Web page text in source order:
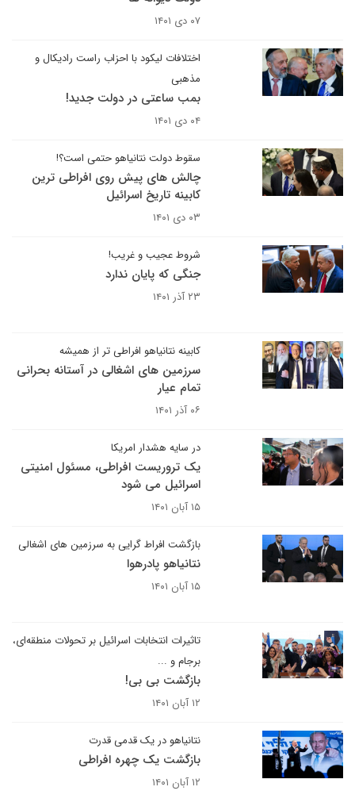
۰۷ دی ۱۴۰۱
اختلافات لیکود با احزاب راست رادیکال و
مذهبی
بمب ساعتی در دولت جدید!
۰۴ دی ۱۴۰۱
سقوط دولت نتانیاهو حتمی است؟!
چالش های پیش روی افراطی ترین
کابینه تاریخ اسرائیل
۰۳ دی ۱۴۰۱
شروط عجیب و غریب!
جنگی که پایان ندارد
۲۳ آذر ۱۴۰۱
کابینه نتانیاهو افراطی تر از همیشه
سرزمین های اشغالی در آستانه بحرانی
تمام عیار
۰۶ آذر ۱۴۰۱
در سایه هشدار امریکا
یک تروریست افراطی، مسئول امنیتی
اسرائیل می شود
۱۵ آبان ۱۴۰۱
بازگشت افراط گرایی به سرزمین های اشغالی
نتانیاهو پادرهوا
۱۵ آبان ۱۴۰۱
تاثیرات انتخابات اسرائیل بر تحولات منطقه‌ای،
برجام و ...
بازگشت بی بی!
۱۲ آبان ۱۴۰۱
نتانیاهو در یک قدمی قدرت
بازگشت یک چهره افراطی
۱۲ آبان ۱۴۰۱